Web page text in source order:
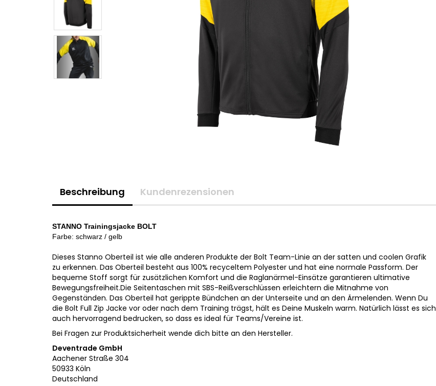
Beschreibung Kundenrezensionen
STANNO Trainingsjacke BOLT
Farbe: schwarz / gelb
Dieses Stanno Oberteil ist wie alle anderen Produkte der Bolt Team-Linie an der satten und coolen Grafik
zu erkennen. Das Oberteil besteht aus 100% recyceltem Polyester und hat eine normale Passform. Der
bequeme Stoff sorgt für zusätzlichen Komfort und die Raglanärmel-Einsätze garantieren ultimative
Bewegungsfreiheit.Die Seitentaschen mit SBS-Reißverschlüssen erleichtern die Mitnahme von
Gegenständen. Das Oberteil hat gerippte Bündchen an der Unterseite und an den Ärmelenden. Wenn Du
die Bolt Full Zip Jacke vor oder nach dem Training trägst, hält es Deine Muskeln warm. Natürlich lässt es sich
auch hervorragend bedrucken, so dass es ideal für Teams/Vereine ist.
Bei Fragen zur Produktsicherheit wende dich bitte an den Hersteller.
Deventrade GmbH
Aachener Straße 304
50933 Köln
Deutschland